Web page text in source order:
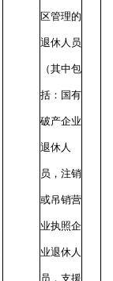
区管理的
退休人员
（其中包
括：国有
破产企业
退休人
员，注销
或吊销营
业执照企
业退休人
员，支援